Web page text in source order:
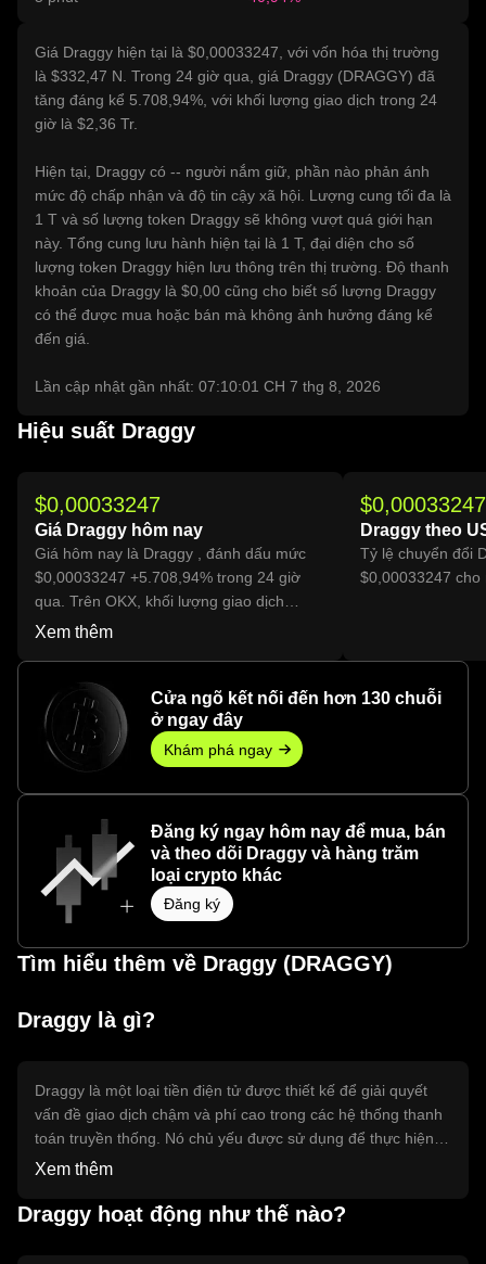
Giá Draggy hiện tại là $0,00033247, với vốn hóa thị trường
là $332,47 N. Trong 24 giờ qua, giá Draggy (DRAGGY) đã
tăng đáng kể 5.708,94%, với khối lượng giao dịch trong 24
giờ là $2,36 Tr.
Hiện tại, Draggy có -- người nắm giữ, phần nào phản ánh
mức độ chấp nhận và độ tin cậy xã hội. Lượng cung tối đa là
1 T và số lượng token Draggy sẽ không vượt quá giới hạn
này. Tổng cung lưu hành hiện tại là 1 T, đại diện cho số
lượng token Draggy hiện lưu thông trên thị trường. Độ thanh
khoản của Draggy là $0,00 cũng cho biết số lượng Draggy
có thể được mua hoặc bán mà không ảnh hưởng đáng kể
đến giá.
Lần cập nhật gần nhất: 07:10:01 CH 7 thg 8, 2026
Hiệu suất Draggy
$0,00033247
Giá Draggy hôm nay
Giá hôm nay là Draggy , đánh dấu mức
$0,00033247 +5.708,94% trong 24 giờ
qua. Trên OKX, khối lượng giao dịch
Draggyhôm nay đã đạt 7.112.803.092, trị
Xem thêm
$0,00033247
Draggy theo
Tỷ lệ chuyển đổi
$0,00033247 cho
Cửa ngõ kết nối đến hơn 130 chuỗi
ở ngay đây
Khám phá ngay
Đăng ký ngay hôm nay để mua, bán
và theo dõi Draggy và hàng trăm
loại crypto khác
Đăng ký
Tìm hiểu thêm về Draggy (DRAGGY)
Draggy là gì?
Draggy là một loại tiền điện tử được thiết kế để giải quyết
vấn đề giao dịch chậm và phí cao trong các hệ thống thanh
toán truyền thống. Nó chủ yếu được sử dụng để thực hiện
các giao dịch nhanh chóng và chi phí thấp trên mạng lưới
dụng phi tập trung (dApps) và hợp đồng thông minh, giúp
Xem thêm
Draggy hoạt động như thế nào?